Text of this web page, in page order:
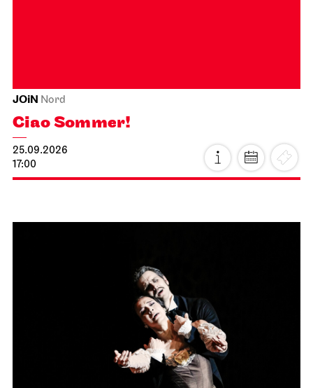
JOiN Nord
Ciao Sommer!
25.09.2026
17:00